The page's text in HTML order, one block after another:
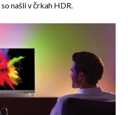
našli v črkah HDR.